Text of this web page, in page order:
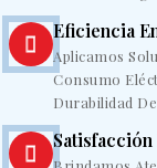
Eficiencia
Aplicamos
Consumo
Durabilidad